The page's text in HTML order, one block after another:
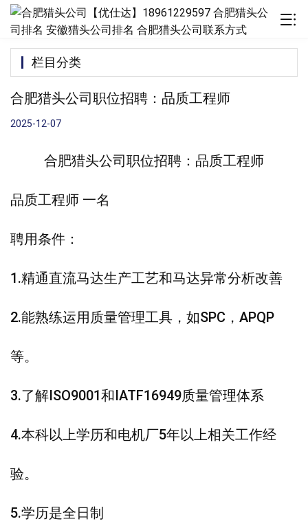
合肥猎头公司职位招聘：品质工程师
2025-12-07
合肥猎头公司职位招聘：品质工程师
品质工程师 一名
聘用条件：
1.精通直流马达生产工艺和马达异常分析改善
2.能熟练运用质量管理工具，如SPC，APQP
等。
3.了解ISO9001和IATF16949质量管理体系
4.本科以上学历和电机厂5年以上相关工作经
验。
5.学历是全日制
栏目分类